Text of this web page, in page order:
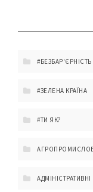
#БЕЗБАР'ЄРНІСТЬ
#ЗЕЛЕНА КРАЇНА
#ТИ ЯК?